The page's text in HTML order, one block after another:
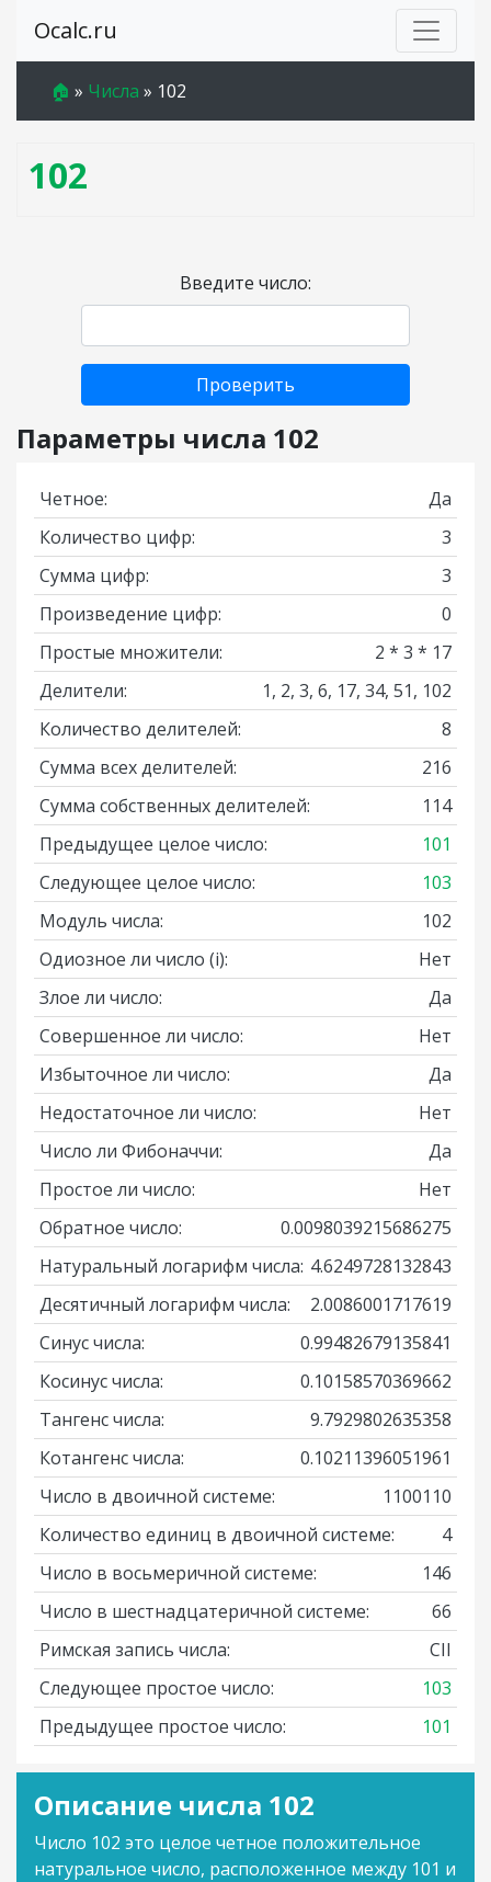
Ocalc.ru
🏠 » Числа » 102
102
Введите число:
Проверить
Параметры числа 102
Четное:
Да
Количество цифр:
3
Сумма цифр:
3
Произведение цифр:
0
Простые множители:
2 * 3 * 17
Делители:
1, 2, 3, 6, 17, 34, 51, 102
Количество делителей:
8
Сумма всех делителей:
216
Сумма собственных делителей:
114
Предыдущее целое число:
101
Следующее целое число:
103
Модуль числа:
102
Одиозное ли число (i):
Нет
Злое ли число:
Да
Совершенное ли число:
Нет
Избыточное ли число:
Да
Недостаточное ли число:
Нет
Число ли Фибоначчи:
Да
Простое ли число:
Нет
Обратное число:
0.0098039215686275
Натуральный логарифм числа: 4.6249728132843
Десятичный логарифм числа:
2.0086001717619
Синус числа:
0.99482679135841
Косинус числа:
0.10158570369662
Тангенс числа:
9.7929802635358
Котангенс числа:
0.10211396051961
Число в двоичной системе:
1100110
Количество единиц в двоичной системе:
4
Число в восьмеричной системе:
146
Число в шестнадцатеричной системе:
66
Римская запись числа:
CII
Следующее простое число:
103
Предыдущее простое число:
101
Описание числа 102
Число 102 это целое четное положительное
натуральное число, расположенное между 101 и